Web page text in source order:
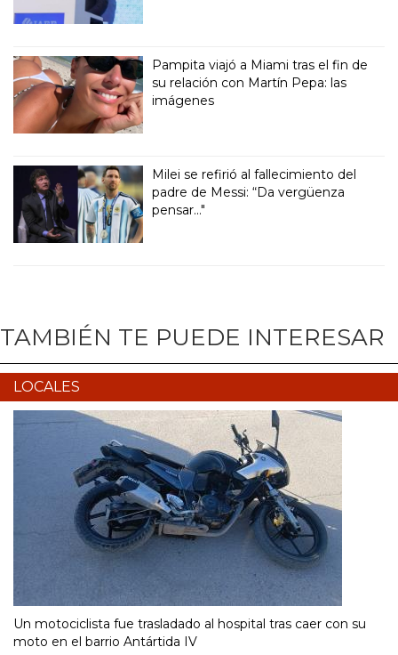
Pampita viajó a Miami tras el fin de
su relación con Martín Pepa: las
imágenes
Milei se refirió al fallecimiento del
padre de Messi: “Da vergüenza
pensar..."
TAMBIÉN TE PUEDE INTERESAR
LOCALES
Un motociclista fue trasladado al hospital tras caer con su
moto en el barrio Antártida IV